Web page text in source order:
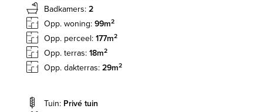
Badkamers: 2
Opp. woning: 99m2
Opp. perceel: 177m2
Opp. terras: 18m2
Opp. dakterras: 29m2
Tuin: Privé tuin